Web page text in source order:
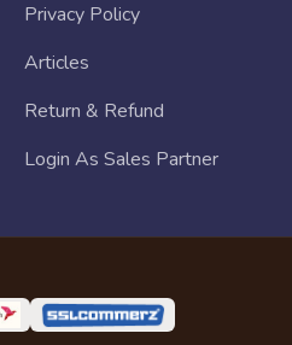
Privacy Policy
Articles
Return & Refund
Login As Sales Partner